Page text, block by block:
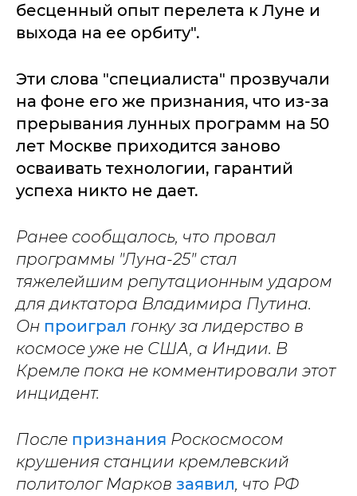
бесценный опыт перелета к Луне и
выхода на ее орбиту".
Эти слова "специалиста" прозвучали
на фоне его же признания, что из-за
прерывания лунных программ на 50
лет Москве приходится заново
осваивать технологии, гарантий
успеха никто не дает.
Ранее сообщалось, что провал
программы "Луна-25" стал
тяжелейшим репутационным ударом
для диктатора Владимира Путина.
Он проиграл гонку за лидерство в
космосе уже не США, а Индии. В
Кремле пока не комментировали этот
инцидент.
После признания Роскосмосом
крушения станции кремлевский
политолог Марков заявил, что РФ